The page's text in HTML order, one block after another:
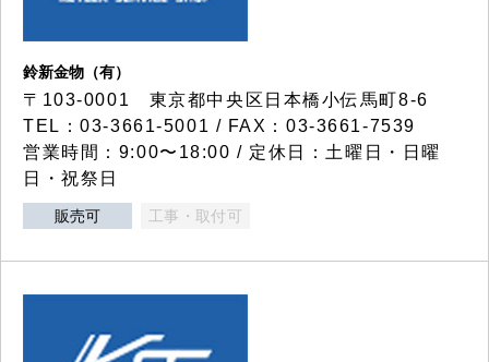
鈴新金物（有）
〒103-0001 東京都中央区日本橋小伝馬町8-6
TEL：03-3661-5001 / FAX：03-3661-7539
営業時間：9:00〜18:00 / 定休日：土曜日・日曜
日・祝祭日
販売可 工事・取付可